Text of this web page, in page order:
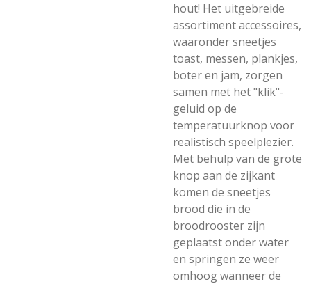
hout! Het uitgebreide
assortiment accessoires,
waaronder sneetjes
toast, messen, plankjes,
boter en jam, zorgen
samen met het "klik"-
geluid op de
temperatuurknop voor
realistisch speelplezier.
Met behulp van de grote
knop aan de zijkant
komen de sneetjes
brood die in de
broodrooster zijn
geplaatst onder water
en springen ze weer
omhoog wanneer de